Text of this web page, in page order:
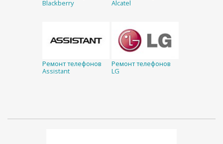
Blackberry
Alcatel
Ремонт телефонов
Assistant
Ремонт телефонов
LG